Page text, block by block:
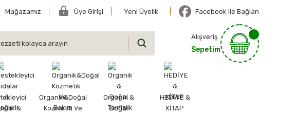
Mağazamız Üye Girişi Yeni Üyelik Facebook ile Bağlan
Alışveriş
Sepetim
&
Organik&Doğal
Kozmetik Ve
Organik &
Doğal
HEDİYE &
KİTAP